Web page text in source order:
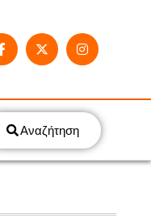
Αναζήτηση